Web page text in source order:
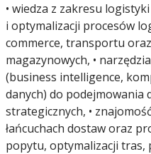
• wiedza z zakresu
i optymalizacji procesów
commerce, transportu
magazynowych, •
(business intelligence,
danych) do podejmowania
strategicznych, •
łańcuchach dostaw oraz
popytu, optymalizacji tras,